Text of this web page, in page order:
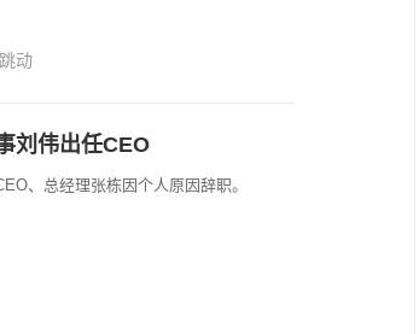
动
刘伟出任CEO
、总经理张栋因个人原因辞职。